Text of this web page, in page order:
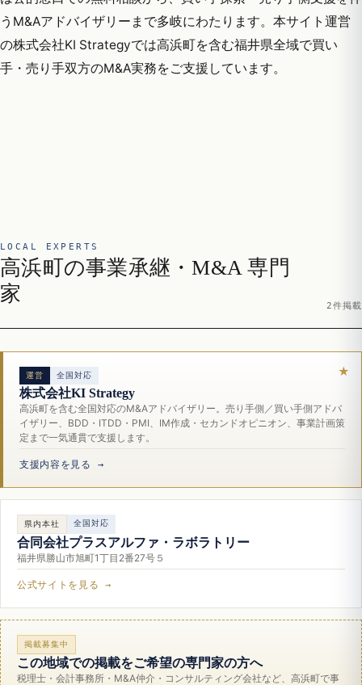
うM&Aアドバイザリーまで多岐にわたります。本サイト運営
の株式会社KI Strategyでは高浜町を含む福井県全域で買い
手・売り手双方のM&A実務をご支援しています。
LOCAL EXPERTS
高浜町の事業承継・M&A 専門
家
2件掲載
運営 全国対応
株式会社KI Strategy
高浜町を含む全国対応のM&Aアドバイザリー。売り手側／買い手側アドバ
イザリー、BDD・ITDD・PMI、IM作成・セカンドオピニオン、事業計画策
定まで一気通貫で支援します。
支援内容を見る →
県内本社 全国対応
合同会社プラスアルファ・ラボラトリー
福井県勝山市旭町1丁目2番27号５
公式サイトを見る →
掲載募集中
この地域での掲載をご希望の専門家の方へ
税理士・会計事務所・M&A仲介・コンサルティング会社など、高浜町で事